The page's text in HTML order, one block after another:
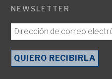
NEWSLETTER